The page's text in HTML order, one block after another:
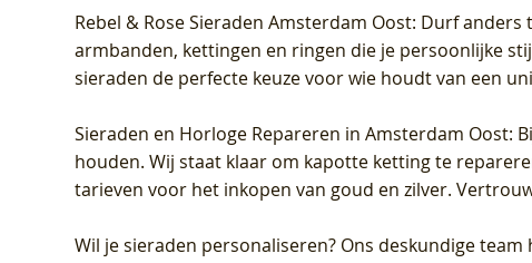
Rebel & Rose Sieraden Amsterdam Oost: Durf anders
armbanden, kettingen en ringen die je persoonlijke
sieraden de perfecte keuze voor wie houdt van een
Sieraden en Horloge Repareren in Amsterdam Oost:
houden. Wij staat klaar om kapotte ketting te
tarieven voor het inkopen van goud en zilver.
Wil je sieraden personaliseren? Ons deskundige